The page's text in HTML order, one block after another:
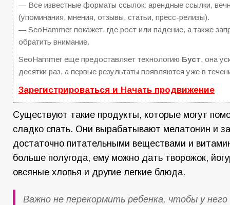
— Все известные форматы ссылок: арендные ссылки,
(упоминания, мнения, отзывы, статьи, пресс-релизы).
— SeoHammer покажет, где рост или падение, а также
обратить внимание.
SeoHammer еще предоставляет технологию Буст, она
десятки раз, а первые результаты появляются уже в
Зарегистрироваться и Начать продвижение
Существуют такие продукты, которые могут
сладко спать. Они вырабатывают мелатонин и
достаточно питательными веществами и
больше полугода, ему можно дать творожок,
овсяные хлопья и другие легкие блюда.
Важно не перекормить ребенка, чтобы у него